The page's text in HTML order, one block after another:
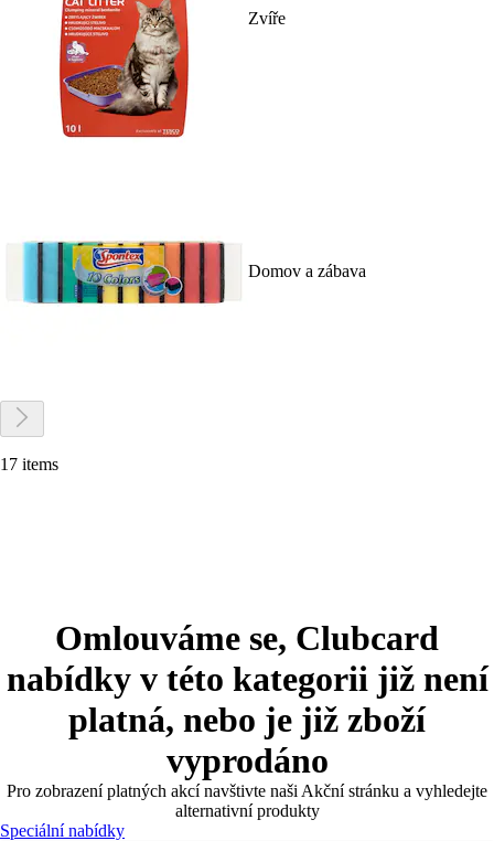
Zvíře
Domov a zábava
17 items
Omlouváme se, Clubcard
nabídky v této kategorii již není
platná, nebo je již zboží
vyprodáno
Pro zobrazení platných akcí navštivte naši Akční stránku a vyhledejte
alternativní produkty
Speciální nabídky